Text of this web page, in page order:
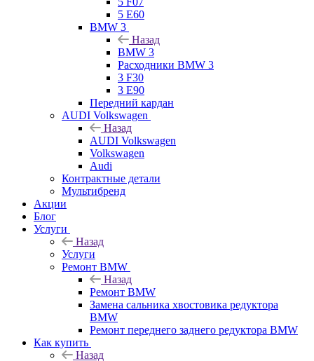
5 E60
BMW 3
Назад
BMW 3
Расходники BMW 3
3 F30
3 E90
Передний кардан
AUDI Volkswagen
Назад
AUDI Volkswagen
Volkswagen
Audi
Контрактные детали
Мультибренд
Акции
Блог
Услуги
Назад
Услуги
Ремонт BMW
Назад
Ремонт BMW
Замена сальника хвостовика редуктора
BMW
Ремонт переднего заднего редуктора BMW
Как купить
Назад